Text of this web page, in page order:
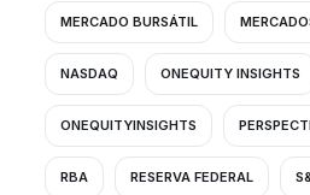
MERCADO BURSÁTIL
NASDAQ ONEQUITY INSIGHTS
ONEQUITYINSIGHTS
RBA RESERVA FEDERAL